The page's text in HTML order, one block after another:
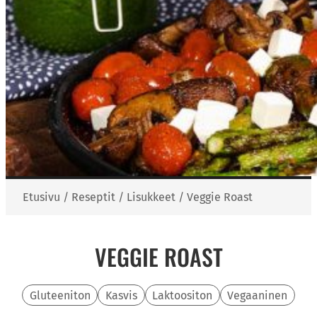
Etusivu / Reseptit / Lisukkeet / Veggie Roast
VEGGIE ROAST
Gluteeniton Kasvis Laktoositon Vegaaninen